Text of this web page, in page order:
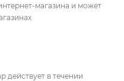
магазина и может
действует в течении